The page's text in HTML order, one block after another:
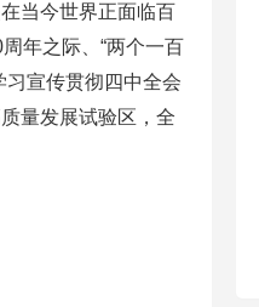
当今世界正面临百
年之际、“两个一百
宣传贯彻四中全会
量发展试验区，全